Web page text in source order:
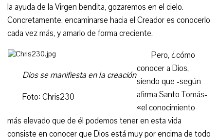
la ayuda de la Virgen bendita, gozaremos en el cielo.
Concretamente, encaminarse hacia el Creador es conocerlo
cada vez más, y amarlo de forma creciente.
Dios se manifiesta en la creación
Foto: Chris230
Pero, ¿cómo
conocer a Dios,
siendo que -según
afirma Santo Tomás-
«el conocimiento
más elevado que de él podemos tener en esta vida
consiste en conocer que Dios está muy por encima de todo